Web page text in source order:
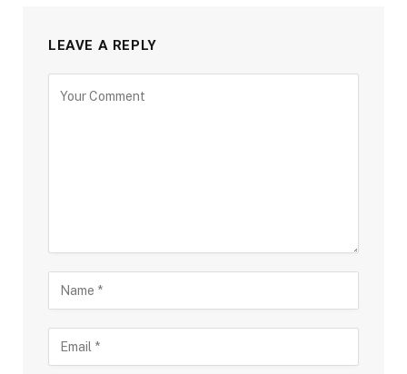
LEAVE A REPLY